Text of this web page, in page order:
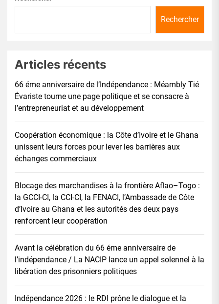
Rechercher
Articles récents
66 éme anniversaire de l’Indépendance : Méambly Tié
Évariste tourne une page politique et se consacre à
l’entrepreneuriat et au développement
Coopération économique : la Côte d’Ivoire et le Ghana
unissent leurs forces pour lever les barrières aux
échanges commerciaux
Blocage des marchandises à la frontière Aflao–Togo :
la GCCI-CI, la CCI-CI, la FENACI, l’Ambassade de Côte
d’Ivoire au Ghana et les autorités des deux pays
renforcent leur coopération
Avant la célébration du 66 éme anniversaire de
l’indépendance / La NACIP lance un appel solennel à la
libération des prisonniers politiques
Indépendance 2026 : le RDI prône le dialogue et la